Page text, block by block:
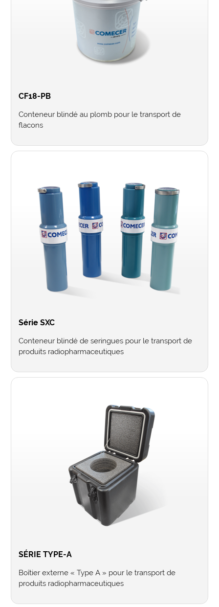
CF18-PB
Conteneur blindé au plomb pour le transport de
flacons
Série SXC
Conteneur blindé de seringues pour le transport de
produits radiopharmaceutiques
SÉRIE TYPE-A
Boîtier externe « Type A » pour le transport de
produits radiopharmaceutiques